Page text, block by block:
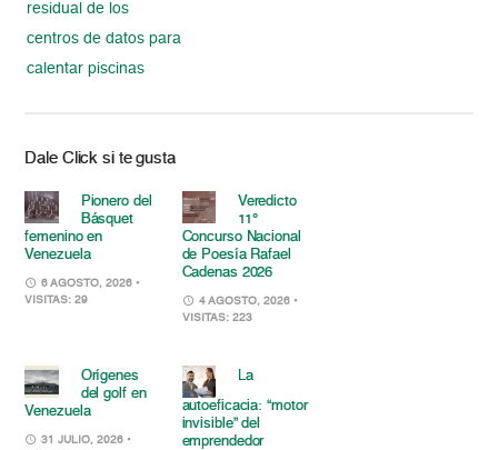
residual de los
centros de datos para
calentar piscinas
Dale Click si te gusta
Pionero del
Básquet
femenino en
Venezuela
6 AGOSTO, 2026 •
VISITAS: 29
Veredicto
11°
Concurso Nacional
de Poesía Rafael
Cadenas 2026
4 AGOSTO, 2026 •
VISITAS: 223
Orígenes
del golf en
Venezuela
31 JULIO, 2026 •
La
autoeficacia: “motor
invisible” del
emprendedor